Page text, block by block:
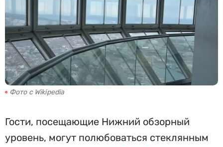
Фото с Wikipedia
Гости, посещающие Нижний обзорный
уровень, могут полюбоваться стеклянным